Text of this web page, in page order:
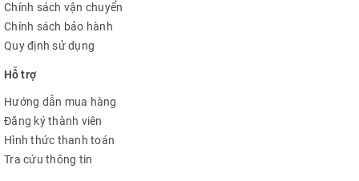
Chính sách vận chuyển
Chính sách bảo hành
Quy định sử dụng
Hỗ trợ
Hướng dẫn mua hàng
Đăng ký thành viên
Hình thức thanh toán
Tra cứu thông tin